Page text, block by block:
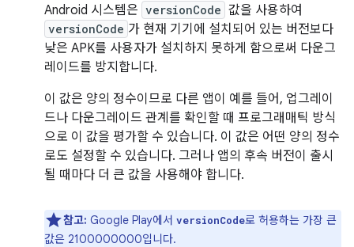
Android 시스템은 versionCode 값을 사용하여
versionCode 가 현재 기기에 설치되어 있는 버전보다
낮은 APK를 사용자가 설치하지 못하게 함으로써 다운그
레이드를 방지합니다.
이 값은 양의 정수이므로 다른 앱이 예를 들어, 업그레이
드나 다운그레이드 관계를 확인할 때 프로그래매틱 방식
으로 이 값을 평가할 수 있습니다. 이 값은 어떤 양의 정수
로도 설정할 수 있습니다. 그러나 앱의 후속 버전이 출시
될 때마다 더 큰 값을 사용해야 합니다.
참고: Google Play에서 versionCode로 허용하는 가장 큰
값은 2100000000입니다.